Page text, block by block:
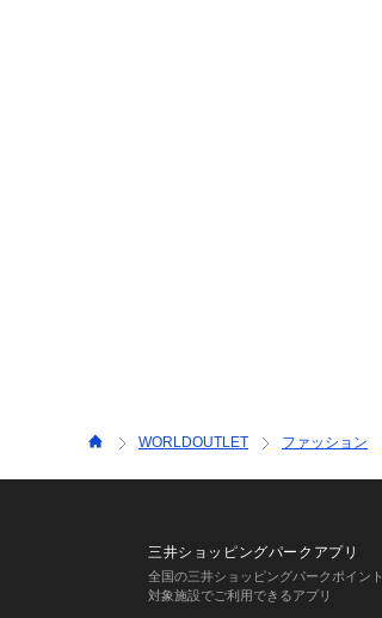
WORLDOUTLET ファッション
三井ショッピングパークアプリ
全国の三井ショッピングパークポイント
対象施設でご利用できるアプリ